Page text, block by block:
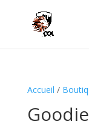
Accueil /